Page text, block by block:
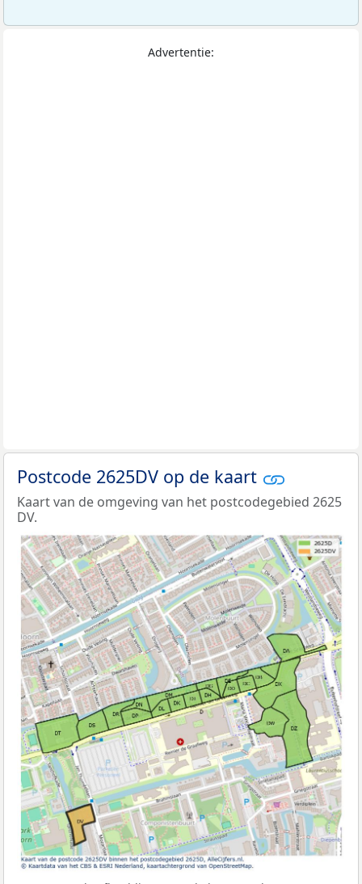
Advertentie:
Postcode 2625DV op de kaart
Kaart van de omgeving van het postcodegebied 2625
DV.